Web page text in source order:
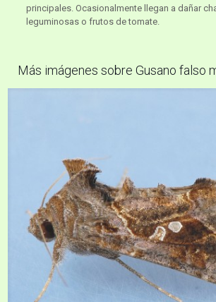
principales. Ocasionalmente llegan a dañar
leguminosas o frutos de tomate.
Más imágenes sobre Gusano falso